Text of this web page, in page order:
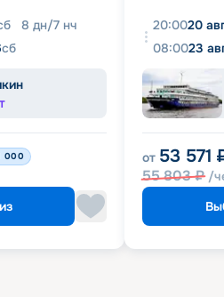
8 дн/7 нч
сб
000
20:0020
08:0023
от 53 571
55 803₽ /